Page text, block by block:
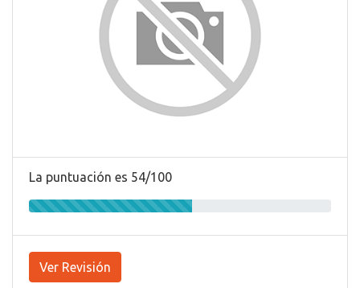
La puntuación es 54/100
Ver Revisión